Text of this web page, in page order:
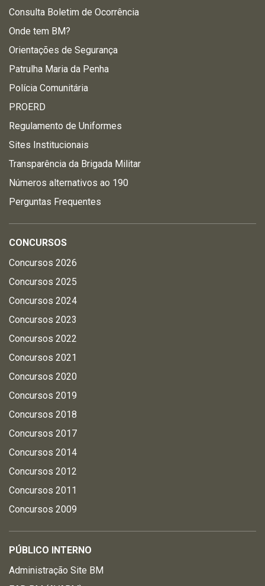
Consulta Boletim de Ocorrência
Onde tem BM?
Orientações de Segurança
Patrulha Maria da Penha
Polícia Comunitária
PROERD
Regulamento de Uniformes
Sites Institucionais
Transparência da Brigada Militar
Números alternativos ao 190
Perguntas Frequentes
CONCURSOS
Concursos 2026
Concursos 2025
Concursos 2024
Concursos 2023
Concursos 2022
Concursos 2021
Concursos 2020
Concursos 2019
Concursos 2018
Concursos 2017
Concursos 2014
Concursos 2012
Concursos 2011
Concursos 2009
PÚBLICO INTERNO
Administração Site BM